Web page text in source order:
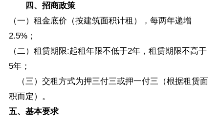
四、招商政策
（一）租金底价（按建筑面积计租），每两年递增
2.5%；
（二）租赁期限:起租年限不低于2年，租赁期限不高于
5年；
（三）交租方式为押三付三或押一付三（根据租赁面
积而定）。
五、基本要求